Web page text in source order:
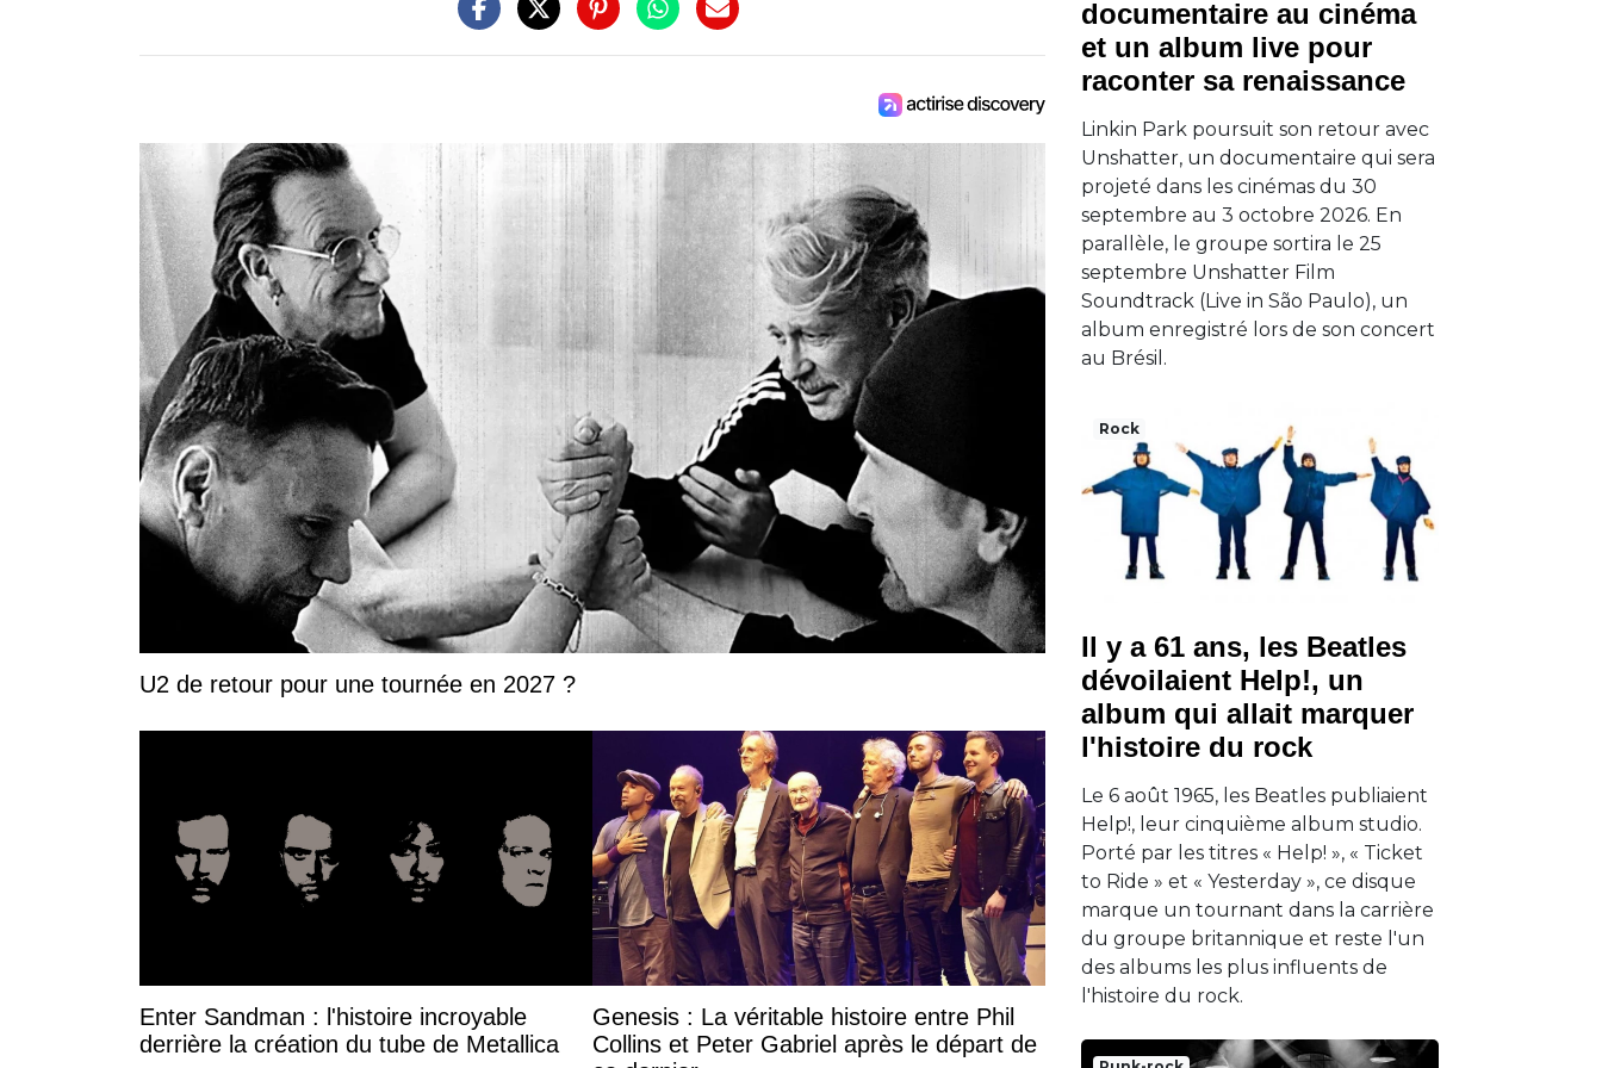
U2 de retour pour une tournée en 2027 ?
Enter Sandman : l'histoire incroyable
derrière la création du tube de Metallica
Genesis : La véritable histoire entre Phil
Collins et Peter Gabriel après le départ de
documentaire au cinéma
et un album live pour
raconter sa renaissance
Linkin Park poursuit son retour avec
Unshatter, un documentaire qui sera
projeté dans les cinémas du 30
septembre au 3 octobre 2026. En
parallèle, le groupe sortira le 25
septembre Unshatter Film
Soundtrack (Live in São Paulo), un
album enregistré lors de son concert
au Brésil.
Rock
Il y a 61 ans, les Beatles
dévoilaient Help!, un
album qui allait marquer
l'histoire du rock
Le 6 août 1965, les Beatles publiaient
Help!, leur cinquième album studio.
Porté par les titres « Help! », « Ticket
to Ride » et « Yesterday », ce disque
marque un tournant dans la carrière
du groupe britannique et reste l'un
des albums les plus influents de
l'histoire du rock.